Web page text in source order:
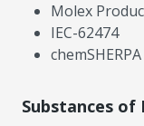
Molex
IEC-62474
Substances